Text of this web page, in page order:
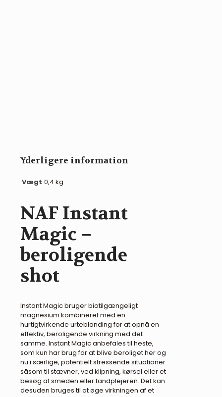
Yderligere information
Vægt 0,4 kg
NAF Instant
Magic –
beroligende
shot
Instant Magic bruger biotilgængeligt
magnesium kombineret med en
hurtigtvirkende urteblanding for at opnå en
effektiv, beroligende virkning med det
samme. Instant Magic anbefales til heste,
som kun har brug for at blive beroliget her og
nu i særlige, potentielt stressende situationer
såsom til stævner, ved klipning, kørsel eller et
besøg af smeden eller tandplejeren. Det kan
desuden bruges til at øge virkningen af et